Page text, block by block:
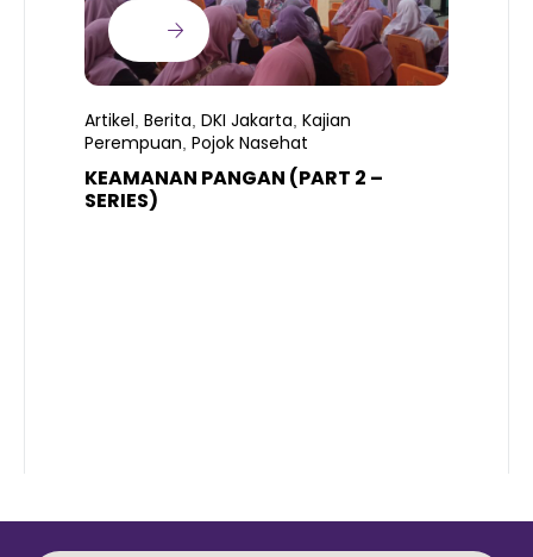
Artikel Berita DKI Jakarta Kajian
Perempuan Pojok Nasehat
KEAMANAN PANGAN (PART 2 –
SERIES)